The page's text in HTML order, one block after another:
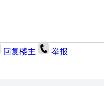
回复楼主 举报